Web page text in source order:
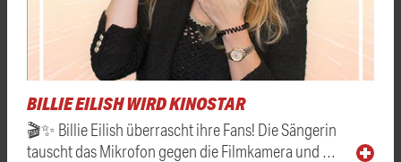
BILLIE EILISH WIRD KINOSTAR
🎬✨ Billie Eilish überrascht ihre Fans! Die Sängerin
tauscht das Mikrofon gegen die Filmkamera und …